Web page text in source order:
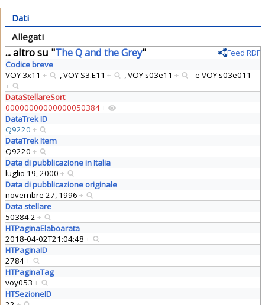
Dati
Allegati
... altro su "The Q and the Grey"
Feed RDF
Codice breve
VOY 3x11 + ,VOY S3.E11 + ,VOY s03e11 + e VOY s03e011
+
DataStellareSort
00000000000000050384+
DataTrek ID
Q9220 +
DataTrek Item
Q9220 +
Data di pubblicazione in Italia
luglio 19, 2000 +
Data di pubblicazione originale
novembre 27, 1996 +
Data stellare
50384.2 +
HTPaginaElaboarata
2018-04-02T21:04:48 +
HTPaginaID
2784+
HTPaginaTag
voy053 +
HTSezioneID